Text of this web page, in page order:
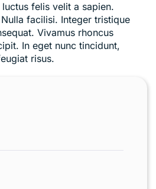
felis velit a sapien.
facilisi. Integer tristique
Vivamus rhoncus
In eget nunc tincidunt,
risus.